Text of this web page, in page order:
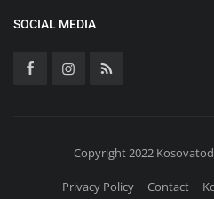
SOCIAL MEDIA
Copyright 2022
Privacy Policy Contact